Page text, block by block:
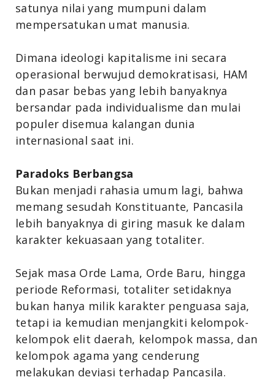
satunya nilai yang mumpuni dalam
mempersatukan umat manusia.
Dimana ideologi kapitalisme ini secara
operasional berwujud demokratisasi, HAM
dan pasar bebas yang lebih banyaknya
bersandar pada individualisme dan mulai
populer disemua kalangan dunia
internasional saat ini.
Paradoks Berbangsa
Bukan menjadi rahasia umum lagi, bahwa
memang sesudah Konstituante, Pancasila
lebih banyaknya di giring masuk ke dalam
karakter kekuasaan yang totaliter.
Sejak masa Orde Lama, Orde Baru, hingga
periode Reformasi, totaliter setidaknya
bukan hanya milik karakter penguasa saja,
tetapi ia kemudian menjangkiti kelompok-
kelompok elit daerah, kelompok massa, dan
kelompok agama yang cenderung
melakukan deviasi terhadap Pancasila.